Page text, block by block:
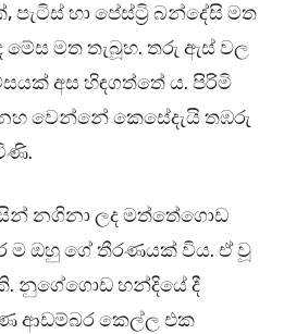
හා පේස්ට්‍රි බන්දේසි මත
මේස මත තැබූහ. තරු ඇස් වල
අස හිඳගත්තේ ය. පිරිමි
වෙන්නේ කෙසේදැයි තඹරු
නගිනා ලද මත්තේගොඩ
ම ඔහු ගේ තීරණයක් විය. ඒ වූ
නුගේගොඩ හන්දියේ දී
ආඩම්බර කෙල්ල එක